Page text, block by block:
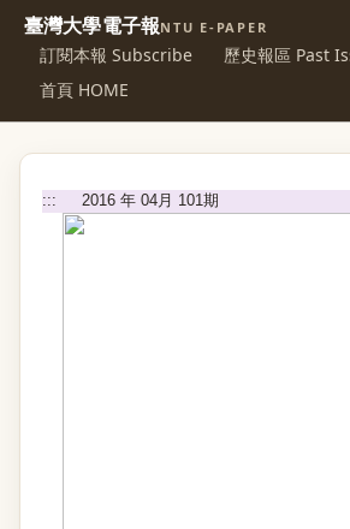
臺灣大學電子報NTU E-PAPER
訂閱本報 Subscribe
歷史報區 Past
首頁 HOME
::: 2016 年 04月 101期